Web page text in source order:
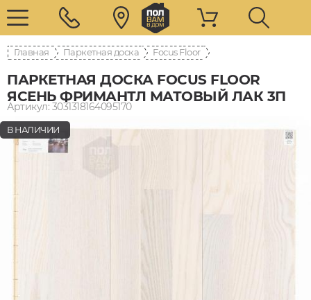
Главная Паркетная доска Focus Floor
ПАРКЕТНАЯ ДОСКА FOCUS FLOOR
ЯСЕНЬ ФРИМАНТЛ МАТОВЫЙ ЛАК 3П
Артикул: 3031318164095170
В НАЛИЧИИ